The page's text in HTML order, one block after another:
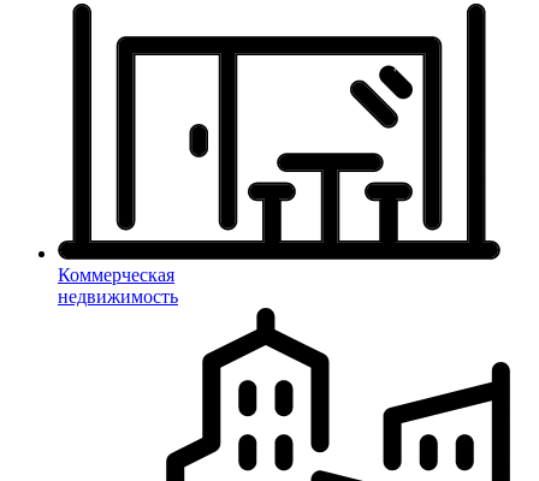
Коммерческая
недвижимость